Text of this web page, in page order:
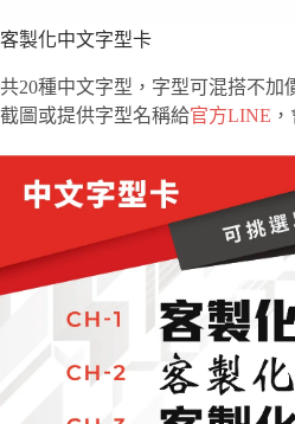
客製化中文字型卡
共20種中文字型，字型可混搭不加
截圖或提供字型名稱給官方LINE